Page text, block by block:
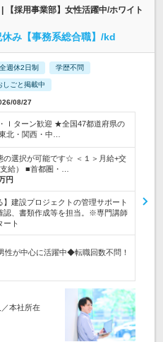
【採用事業部】女性活躍中/ホワイト
み【事務系総合職】/kd
週休2日制 学歴不問
しごと掲載中
08/27
Ｉターン歓迎 ★全国47都道府県の
北・関西・中…
選択が可能です☆ ＜１＞月給+交
給） ■首都圏・…
円
】建設プロジェクトの管理サポート
認、書類作成等を担当。※専門講師
ート
が中心に活躍中◆転職回数不問！
本社所在